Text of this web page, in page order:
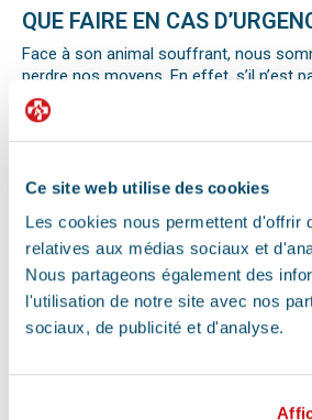
Ce site web utilise des cookies
Les cookies nous permettent d'offrir
relatives aux médias sociaux et
Nous partageons également des
l'utilisation de notre site avec nos
sociaux, de publicité et d'analyse.
QUE FAIRE EN CAS
Face à son animal souffrant, nous
perdre nos moyens. En effet, s’il n’est
préparer totalement à ce type
peuvent être salvateurs.
Ainsi, le premier réflexe à avoir dans
vétérinaire la plus proche de votre
sécurité de votre animal pour ne pas
Pour pouvoir détecter un mal-être chez
la situation à un professionnel, il faut
signaux. Tout comportement anormal
vous alerter.
Les difficultés respiratoires, pertes de
votre chat, chien ou autre nouvel